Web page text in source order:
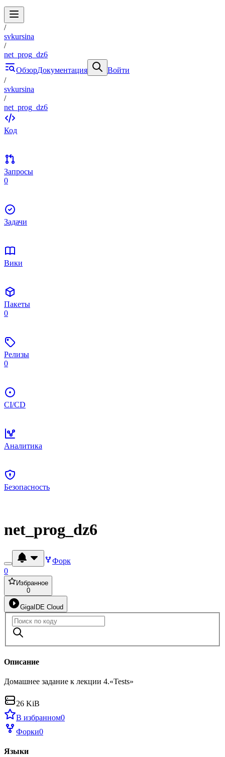
/
svkursina
/
net_prog_dz6
ОбзорДокументация
Войти
/
svkursina
/
net_prog_dz6
Код
Запросы
0
Задачи
Вики
Пакеты
0
Релизы
0
CI/CD
Аналитика
Безопасность
net_prog_dz6
Форк
0
Избранное
0
GigaIDE Cloud
Описание
Домашнее задание к лекции 4.«Tests»
26 KiB
В избранном0
Форки0
Языки